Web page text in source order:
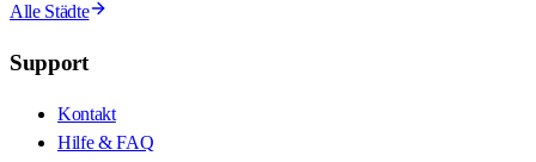
Alle Städte
Support
Kontakt
Hilfe & FAQ